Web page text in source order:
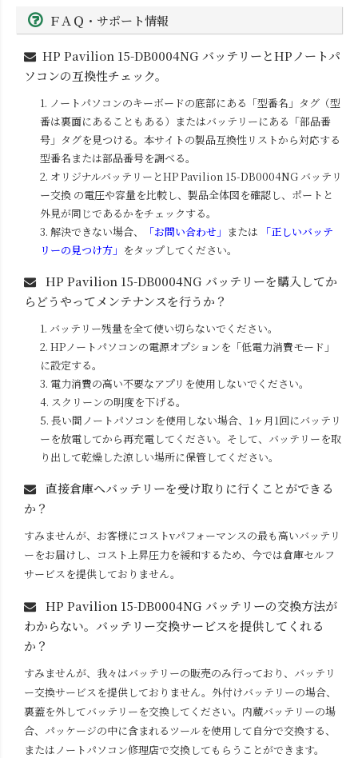
ＦＡＱ・サポート情報
HP Pavilion 15-DB0004NGバッテリーとHPノートパ
ソコンの互換性チェック。
1. ノートパソコンのキーボードの底部にある「型番名」タグ（型
番は裏面にあることもある）またはバッテリーにある「部品番
号」タグを見つける。本サイトの製品互換性リストから対応する
型番名または部品番号を調べる。
2. オリジナルバッテリーとHP Pavilion 15-DB0004NG バッテリ
ー交換 の電圧や容量を比較し、製品全体図を確認し、ポートと
外見が同じであるかをチェックする。
3. 解決できない場合、
「お問い合わせ」 または
「正しいバッテ
リーの見つけ方」 をタップしてください。
HP Pavilion 15-DB0004NGバッテリーを購入してか
らどうやってメンテナンスを行うか？
1. バッテリー残量を全て使い切らないでください。
2. HPノートパソコンの電源オプションを「低電力消費モード」
に設定する。
3. 電力消費の高い不要なアプリを使用しないでください。
4. スクリーンの明度を下げる。
5. 長い間ノートパソコンを使用しない場合、1ヶ月1回にバッテリ
ーを放電してから再充電してください。そして、バッテリーを取
り出して乾燥した涼しい場所に保管してください。
直接倉庫へバッテリーを受け取りに行くことができる
か？
すみませんが、お客様にコストvパフォーマンスの最も高いバッテリ
ーをお届けし、コスト上昇圧力を緩和するため、今では倉庫セルフ
サービスを提供しておりません。
HP Pavilion 15-DB0004NGバッテリーの交換方法が
わからない。バッテリー交換サービスを提供してくれる
か？
すみませんが、我々はバッテリーの販売のみ行っており、バッテリ
ー交換サービスを提供しておりません。外付けバッテリーの場合、
裏蓋を外してバッテリーを交換してください。内蔵バッテリーの場
合、パッケージの中に含まれるツールを使用して自分で交換する、
またはノートパソコン修理店で交換してもらうことができます。